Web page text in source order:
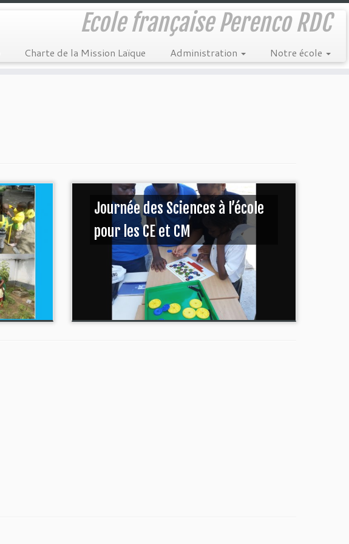
Ecole française Perenco RDC
Charte de la Mission Laïque Administration Notre école
Journée des Sciences à l’école
pour les CE et CM